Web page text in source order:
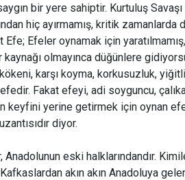
bir yere sahiptir. Kurtuluş
hiç ayırmamış, kritik zamanlarda
Efe; Efeler oynamak için
kaynağı olmayınca düğünlere
karşı koyma, korkusuzluk,
Fakat efeyi, adi soyguncu,
keyfini yerine getirmek için oynan
diyor.
eski halklarındandır.
akın akın Anadoluya